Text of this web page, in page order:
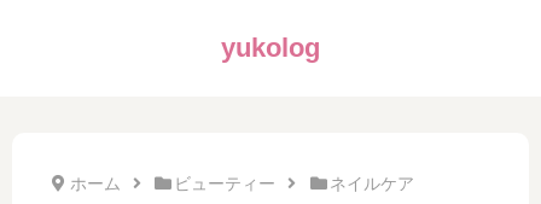
yukolog
ホーム ビューティー ネイルケア